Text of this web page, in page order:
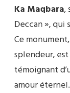
Ka Maqbara,
Deccan », qui
Ce
splendeur,
témoignant
amour éternel.